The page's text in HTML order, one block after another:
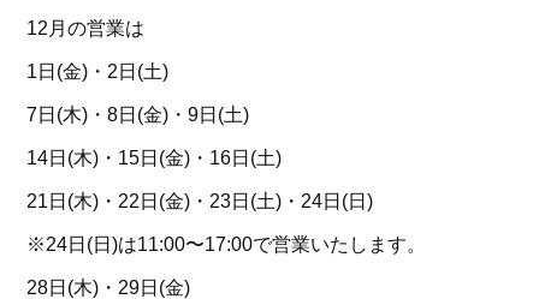
12月の営業は
1日(金)・2日(土)
7日(木)・8日(金)・9日(土)
14日(木)・15日(金)・16日(土)
21日(木)・22日(金)・23日(土)・24日(日)
※24日(日)は11:00〜17:00で営業いたします。
28日(木)・29日(金)